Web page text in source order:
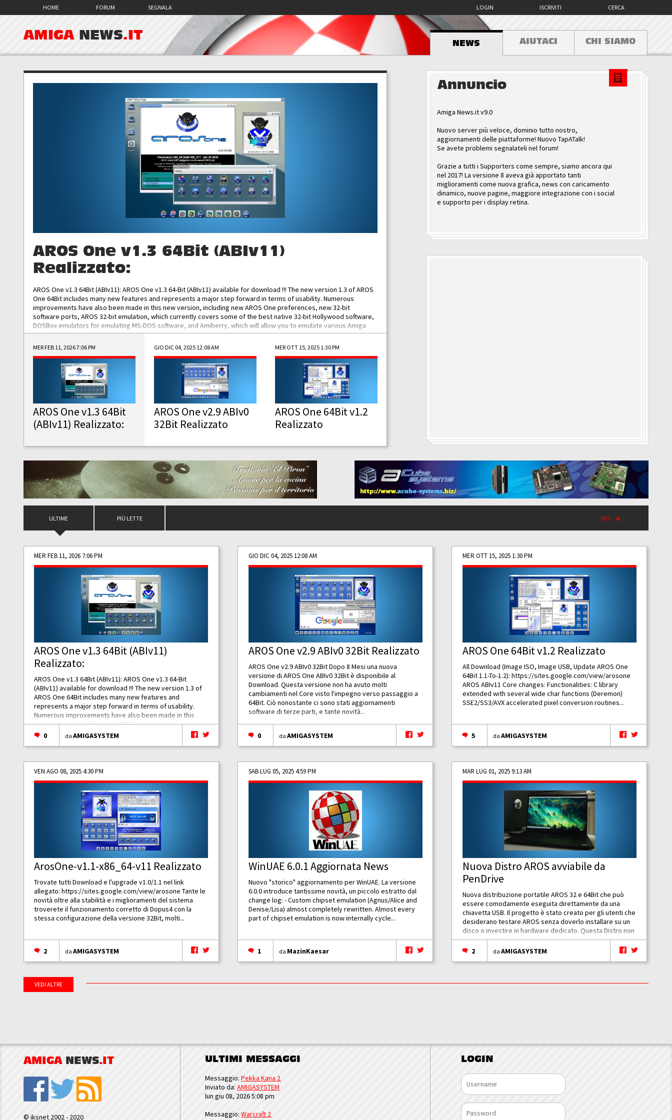
HOME FORUM SEGNALA CERCA
ISCRIVITI
LOGIN
AMIGA NEWS.IT
NEWS AIUTACI CHI SIAMO
AROS One v1.3 64Bit (ABIv11)
Realizzato:
AROS One v1.3 64Bit (ABIv11): AROS One v1.3 64-Bit (ABIv11) available for download !!! The new version 1.3 of AROS
One 64Bit includes many new features and represents a major step forward in terms of usability. Numerous
improvements have also been made in this new version, including new AROS One preferences, new 32-bit
software ports, AROS 32-bit emulation, which currently covers some of the best native 32-bit Hollywood software,
DOSBox emulators for emulating MS-DOS software, and Amiberry, which will allow you to emulate various Amiga
and AROS 68k models. AROS One v1.3 64-Bit-v11 ISO/IMG/: Download Functionalities: Improved...
MER FEB 11, 2026 7:06 PM
AROS One v1.3 64Bit
(ABIv11) Realizzato:
GIO DIC 04, 2025 12:08 AM
AROS One v2.9 ABIv0
32Bit Realizzato
MER OTT 15, 2025 1:30 PM
AROS One 64Bit v1.2
Realizzato
Annuncio
Amiga News.it v9.0
Nuovo server più veloce, dominio tutto nostro,
aggiornamenti delle piattaforme! Nuovo TapATalk!
Se avete problemi segnalateli nel forum!
Grazie a tutti i Supporters come sempre, siamo ancora qui
nel 2017! La versione 8 aveva già apportato tanti
miglioramenti come nuova grafica, news con caricamento
dinamico, nuove pagine, maggiore integrazione con i social
e supporto per i display retina.
ULTIME PIÙ LETTE RSS
MER FEB 11, 2026 7:06 PM
AROS One v1.3 64Bit (ABIv11)
Realizzato:
AROS One v1.3 64Bit (ABIv11): AROS One v1.3 64-Bit
(ABIv11) available for download !!! The new version 1.3 of
AROS One 64Bit includes many new features and
represents a major step forward in terms of usability.
Numerous improvements have also been made in this
new version, including new AROS...
0
daAMIGASYSTEM
GIO DIC 04, 2025 12:08 AM
AROS One v2.9 ABIv0 32Bit Realizzato
AROS One v2.9 ABIv0 32Bit Dopo 8 Mesi una nuova
versione di AROS One ABIv0 32Bit è disponibile al
Download. Questa versione non ha avuto molti
cambiamenti nel Core visto l'impegno verso passaggio a
64Bit. Ciò nonostante ci sono stati aggiornamenti
software di terze parti, e tante novità...
0 daAMIGASYSTEM
MER OTT 15, 2025 1:30 PM
AROS One 64Bit v1.2 Realizzato
All Download (Image ISO, Image USB, Update AROS One
64Bit 1.1-To-1.2): https://sites.google.com/view/arosone
AROS ABIv11 Core changes: Functionalities: C library
extended with several wide char functions (Deremon)
SSE2/SS3/AVX accelerated pixel conversion routines...
5 daAMIGASYSTEM
VEN AGO 08, 2025 4:30 PM
ArosOne-v1.1-x86_64-v11 Realizzato
Trovate tutti Download e l'upgrade v1.0/1.1 nel link
allegato:https://sites.google.com/view/arosone Tante le
novità oltre alla stabilità e i miglioramenti del sistema
troverete il funzionamento corretto di Dopus4 con la
stessa configurazione della versione 32Bit, molti...
2 daAMIGASYSTEM
SAB LUG 05, 2025 4:59 PM
WinUAE 6.0.1 Aggiornata News
Nuovo "storico" aggiornamento per WinUAE. La versione
6.0.0 introduce tantissime novità, un piccolo estratto dal
change log: - Custom chipset emulation (Agnus/Alice and
Denise/Lisa) almost completely rewritten. Almost every
part of chipset emulation is now internally cycle...
1 da MazinKaesar
MAR LUG 01, 2025 9:13 AM
Nuova Distro AROS avviabile da
PenDrive
Nuova distribuzione portatile AROS 32 e 64Bit che può
essere comodamente eseguita direttamente da una
chiavetta USB. Il progetto è stato creato per gli utenti che
desiderano testare AROS senza doverlo installare su un
disco o investire in hardware dedicato. Questa Distro non
è un prodotto...
2
daAMIGASYSTEM
VEDI ALTRE
AMIGA NEWS.IT
© iksnet 2002 - 2020
ULTIMI MESSAGGI
Messaggio:Pekka Kana 2
Inviato da:AMIGASYSTEM
lun giu 08, 2026 5:08 pm
Messaggio:Warcraft 2
LOGIN